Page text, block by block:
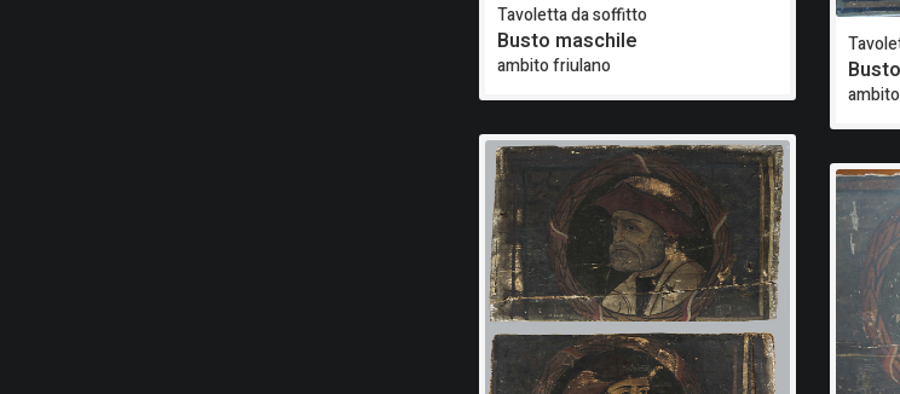
Tavoletta da soffitto
Busto maschile
ambito friulano